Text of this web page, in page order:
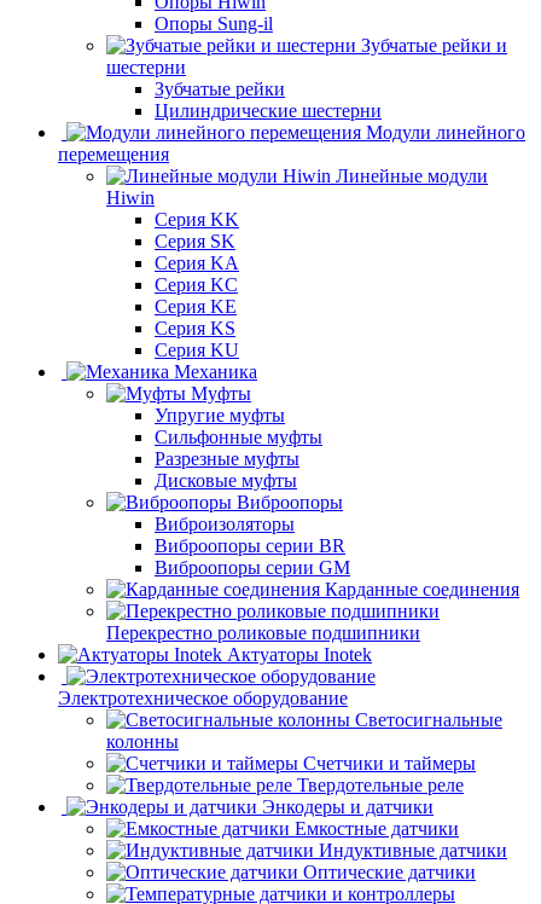
Опоры Sung-il
Зубчатые рейки и
шестерни
Зубчатые рейки
Цилиндрические шестерни
Модули линейного
перемещения
Линейные модули
Hiwin
Серия KK
Серия SK
Серия KA
Серия KC
Серия KE
Серия KS
Серия KU
Механика
Муфты
Упругие муфты
Сильфонные муфты
Разрезные муфты
Дисковые муфты
Виброопоры
Виброизоляторы
Виброопоры серии BR
Виброопоры серии GM
Карданные соединения
Перекрестно роликовые подшипники
Актуаторы Inotek
Электротехническое оборудование
Светосигнальные
колонны
Счетчики и таймеры
Твердотельные реле
Энкодеры и датчики
Емкостные датчики
Индуктивные датчики
Оптические датчики